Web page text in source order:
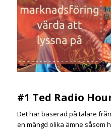
#1 Ted Radio
Det här baserad på talare
en mängd olika ämne såsom